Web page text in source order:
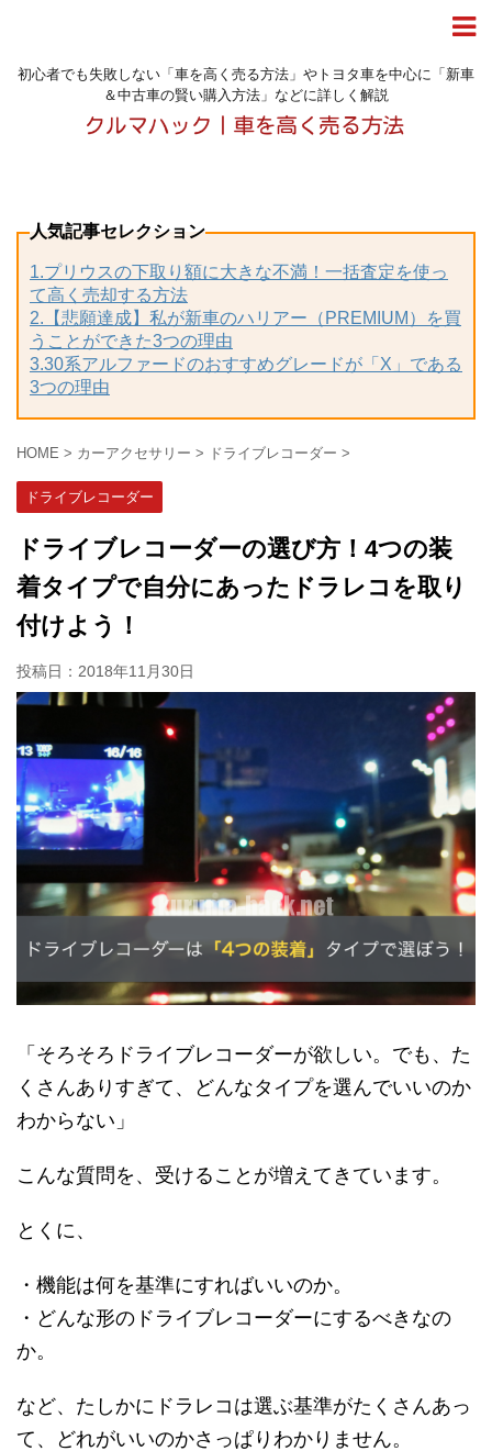
初心者でも失敗しない「車を高く売る方法」やトヨタ車を中心に「新車
＆中古車の賢い購入方法」などに詳しく解説
人気記事セレクション
1.プリウスの下取り額に大きな不満！一括査定を使っ
て高く売却する方法
2.【悲願達成】私が新車のハリアー（PREMIUM）を買
うことができた3つの理由
3.30系アルファードのおすすめグレードが「X」である
3つの理由
HOME > カーアクセサリー > ドライブレコーダー >
ドライブレコーダー
ドライブレコーダーの選び方！4つの装
着タイプで自分にあったドラレコを取り
付けよう！
投稿日： 2018年11月30日
「そろそろドライブレコーダーが欲しい。でも、た
くさんありすぎて、どんなタイプを選んでいいのか
わからない」
こんな質問を、受けることが増えてきています。
とくに、
・機能は何を基準にすればいいのか。
・どんな形のドライブレコーダーにするべきなの
か。
など、たしかにドラレコは選ぶ基準がたくさんあっ
て、どれがいいのかさっぱりわかりません。